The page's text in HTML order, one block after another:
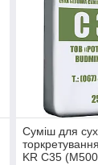
Суміш для
KR C35